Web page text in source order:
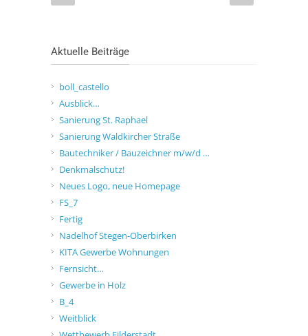
Aktuelle Beiträge
boll_castello
Ausblick…
Sanierung St. Raphael
Sanierung Waldkircher Straße
Bautechniker / Bauzeichner m/w/d …
Denkmalschutz!
Neues Logo, neue Homepage
FS_7
Fertig
Nadelhof Stegen-Oberbirken
KITA Gewerbe Wohnungen
Fernsicht…
Gewerbe in Holz
B_4
Weitblick